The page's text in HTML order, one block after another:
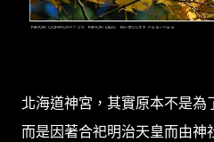
北海道神宮，其實原本不是為
而是因著合祀明治天皇而由神